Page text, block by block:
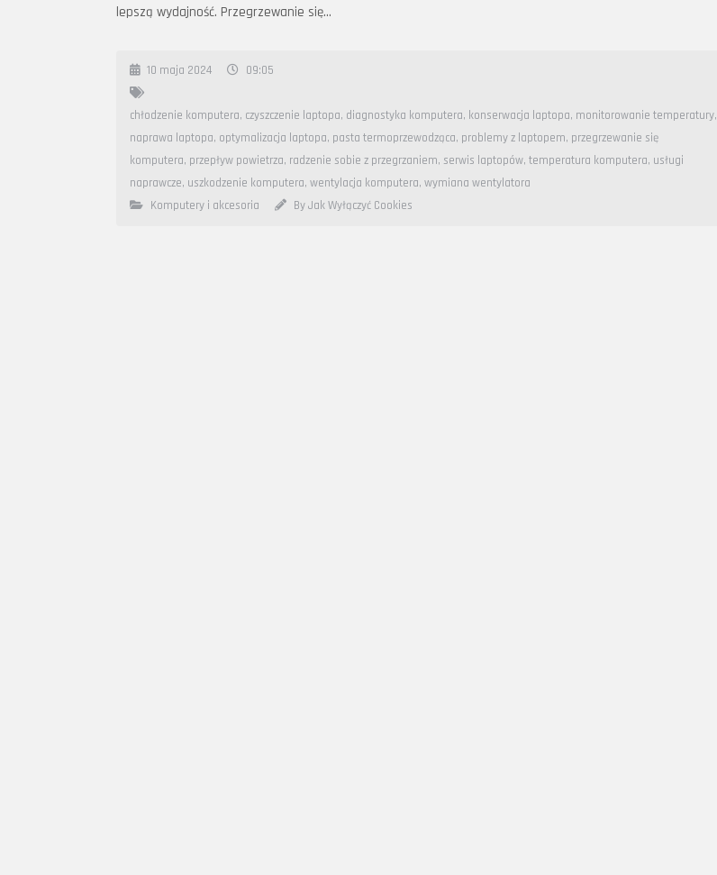
lepszą wydajność. Przegrzewanie się…
10 maja 2024 09:05
chłodzenie komputera, czyszczenie laptopa, diagnostyka komputera, konserwacja laptopa, monitorowanie temperatury,
naprawa laptopa, optymalizacja laptopa, pasta termoprzewodząca, problemy z laptopem, przegrzewanie się
komputera, przepływ powietrza, radzenie sobie z przegrzaniem, serwis laptopów, temperatura komputera, usługi
naprawcze, uszkodzenie komputera, wentylacja komputera, wymiana wentylatora
Komputery i akcesoria
By Jak Wyłączyć Cookies